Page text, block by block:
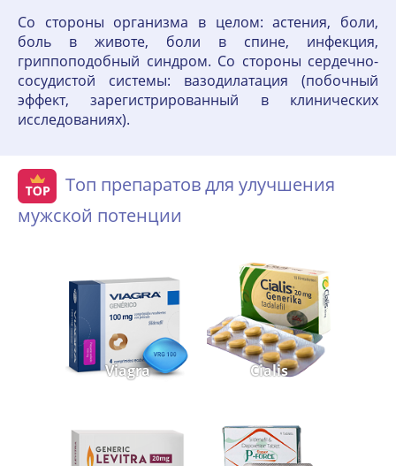
Со стороны организма в целом: астения, боли,
боль в животе, боли в спине, инфекция,
гриппоподобный синдром. Со стороны сердечно-
сосудистой системы: вазодилатация (побочный
эффект, зарегистрированный в клинических
исследованиях).
Топ препаратов для улучшения
мужской потенции
Viagra Cialis